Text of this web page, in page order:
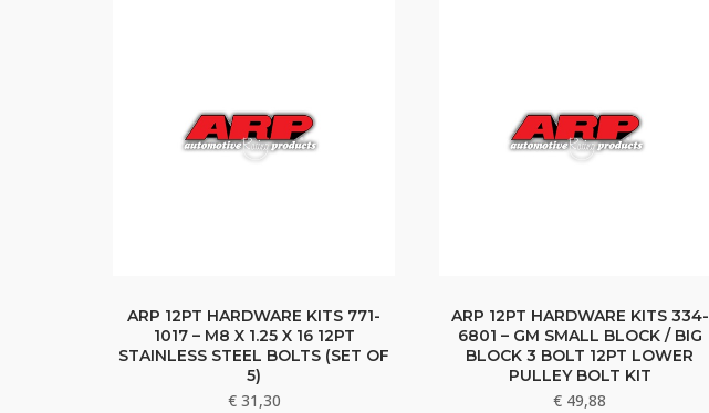
ARP 12PT HARDWARE KITS 771-
1017 – M8 X 1.25 X 16 12PT
STAINLESS STEEL BOLTS (SET OF
5)
€31,30
ARP 12PT HARDWARE KITS 334-
6801 – GM SMALL BLOCK / BIG
BLOCK 3 BOLT 12PT LOWER
PULLEY BOLT KIT
€ 49,88